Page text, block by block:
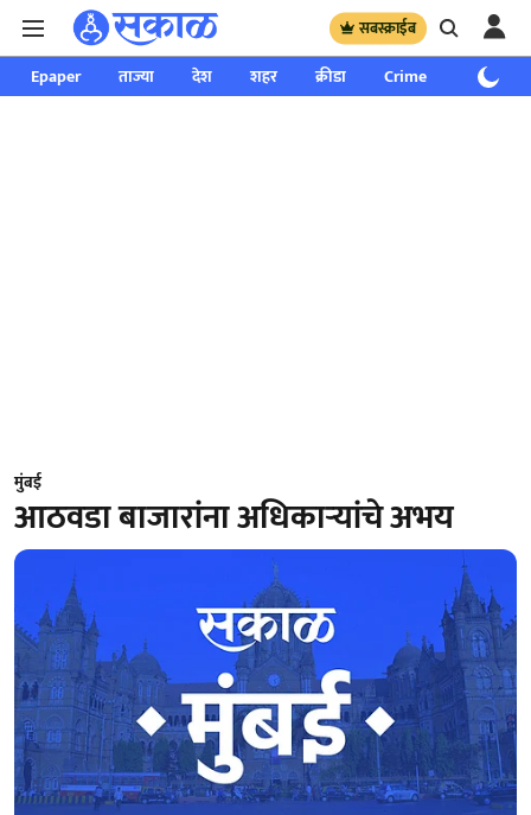
सबस्क्राईब
Epaper ताज्या देश शहर क्रीडा Crime साप्ताहिक
मुंबई
आठवडा बाजारांना अधिकाऱ्यांचे अभय